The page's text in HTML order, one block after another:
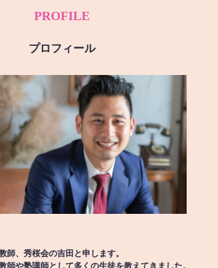
PROFILE
プロフィール
師、秀桜会の吉田と申します。
師や塾講師として多くの生徒を教えてきました。